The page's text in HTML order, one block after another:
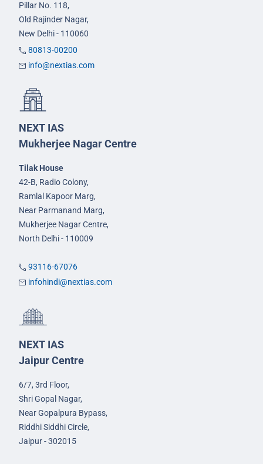
Pillar No. 118,
Old Rajinder Nagar,
New Delhi - 110060
80813-00200
info@nextias.com
NEXT IAS
Mukherjee Nagar Centre
Tilak House
42-B, Radio Colony,
Ramlal Kapoor Marg,
Near Parmanand Marg,
Mukherjee Nagar Centre,
North Delhi - 110009
93116-67076
infohindi@nextias.com
NEXT IAS
Jaipur Centre
6/7, 3rd Floor,
Shri Gopal Nagar,
Near Gopalpura Bypass,
Riddhi Siddhi Circle,
Jaipur - 302015